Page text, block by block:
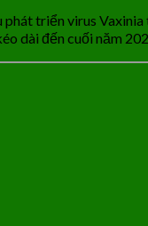
phát triển virus
dài đến cuối năm